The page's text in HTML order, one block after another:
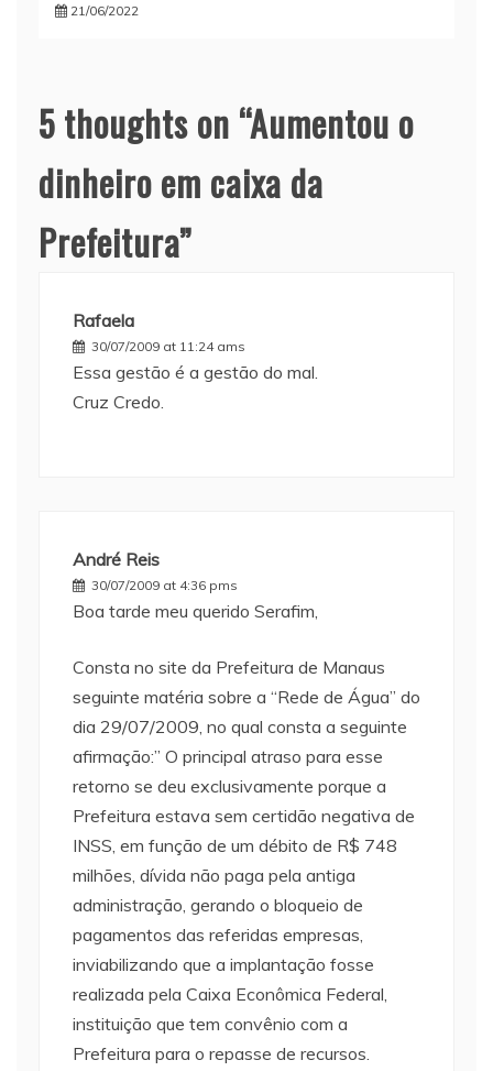
21/06/2022
5 thoughts on “Aumentou o
dinheiro em caixa da
Prefeitura”
Rafaela
30/07/2009 at 11:24 ams
Essa gestão é a gestão do mal.
Cruz Credo.
André Reis
30/07/2009 at 4:36 pms
Boa tarde meu querido Serafim,
Consta no site da Prefeitura de Manaus
seguinte matéria sobre a “Rede de Água” do
dia 29/07/2009, no qual consta a seguinte
afirmação:” O principal atraso para esse
retorno se deu exclusivamente porque a
Prefeitura estava sem certidão negativa de
INSS, em função de um débito de R$ 748
milhões, dívida não paga pela antiga
administração, gerando o bloqueio de
pagamentos das referidas empresas,
inviabilizando que a implantação fosse
realizada pela Caixa Econômica Federal,
instituição que tem convênio com a
Prefeitura para o repasse de recursos.